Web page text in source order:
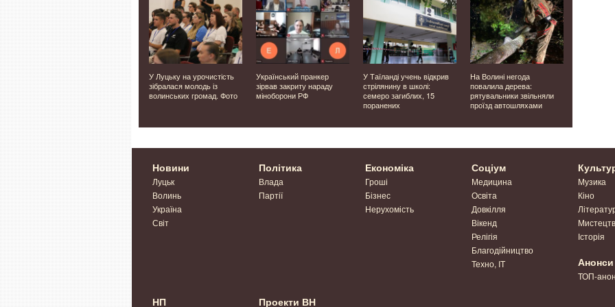
У Нововолинську
загорівся автобус. Відео
У Луцьку на урочистість
зібралася молодь із
волинських громад. Фото
Український пранкер
зірвав закриту нараду
міноборони РФ
У Таїланді учень відкрив
стрілянину в школі:
семеро загиблих, 15
поранених
На Волині негода
повалила дерева:
рятувальники звільняли
проїзд автошляхами
Новини
Луцьк
Волинь
Україна
Світ
Політика
Влада
Партії
Економіка
Гроші
Бізнес
Нерухомість
Соціум
Медицина
Освіта
Довкілля
Вікенд
Релігія
Благодійництво
Техно, IT
Музика
Кіно
Історія
Анонси
ТОП-
НП Проекти ВН